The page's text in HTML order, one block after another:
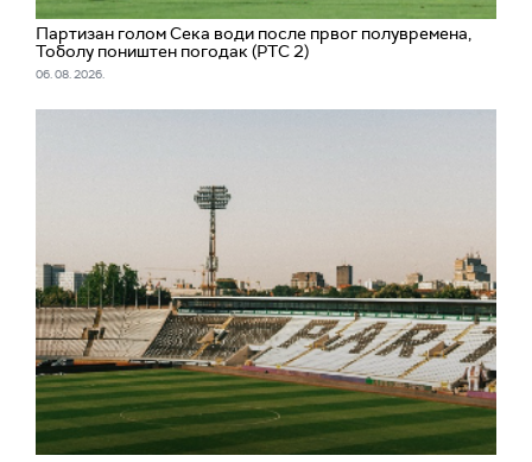
Партизан голом Сека води после првог полувремена,
Тоболу поништен погодак (РТС 2)
06. 08. 2026.